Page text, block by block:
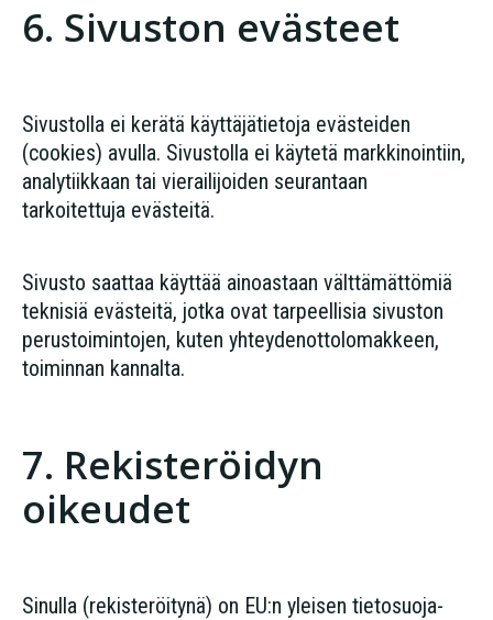
6. Sivuston evästeet
Sivustolla ei kerätä käyttäjätietoja evästeiden
(cookies) avulla. Sivustolla ei käytetä markkinointiin,
analytiikkaan tai vierailijoiden seurantaan
tarkoitettuja evästeitä.
Sivusto saattaa käyttää ainoastaan välttämättömiä
teknisiä evästeitä, jotka ovat tarpeellisia sivuston
perustoimintojen, kuten yhteydenottolomakkeen,
toiminnan kannalta.
7. Rekisteröidyn
oikeudet
Sinulla (rekisteröitynä) on EU:n yleisen tietosuoja-